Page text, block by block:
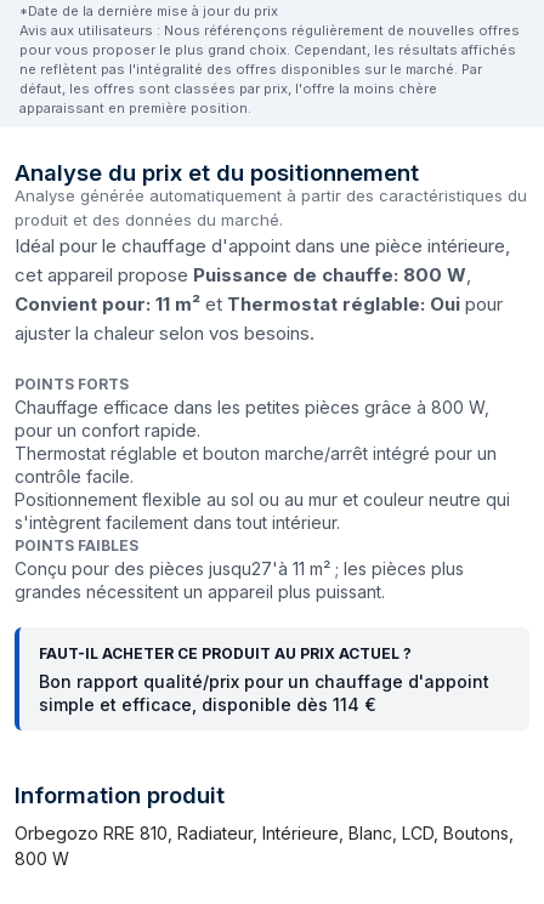
*Date de la dernière mise à jour du prix
Avis aux utilisateurs : Nous référençons régulièrement de nouvelles offres
pour vous proposer le plus grand choix. Cependant, les résultats affichés
ne reflètent pas l'intégralité des offres disponibles sur le marché. Par
défaut, les offres sont classées par prix, l'offre la moins chère
apparaissant en première position.
Analyse du prix et du positionnement
Analyse générée automatiquement à partir des caractéristiques du
produit et des données du marché.
Idéal pour le chauffage d'appoint dans une pièce intérieure,
cet appareil propose Puissance de chauffe: 800 W
Convient pour: 11 m² et Thermostat réglable: Oui pour
ajuster la chaleur selon vos besoins.
POINTS FORTS
Chauffage efficace dans les petites pièces grâce à 800 W,
pour un confort rapide.
Thermostat réglable et bouton marche/arrêt intégré pour un
contrôle facile.
Positionnement flexible au sol ou au mur et couleur neutre qui
s'intègrent facilement dans tout intérieur.
POINTS FAIBLES
Conçu pour des pièces jusqu27'à 11 m² ; les pièces plus
grandes nécessitent un appareil plus puissant.
FAUT-IL ACHETER CE PRODUIT AU PRIX ACTUEL ?
Bon rapport qualité/prix pour un chauffage d'appoint
simple et efficace, disponible dès 114 €
Information produit
Orbegozo RRE 810, Radiateur, Intérieure, Blanc, LCD, Boutons,
800 W